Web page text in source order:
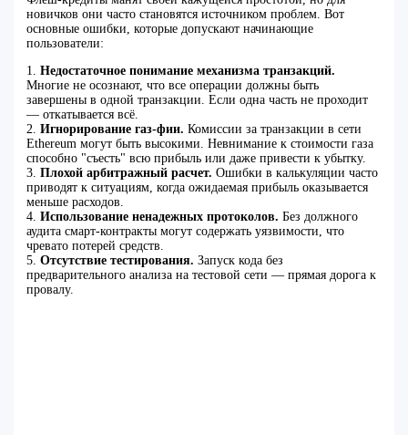
новичков они часто становятся источником проблем. Вот
основные ошибки, которые допускают начинающие
пользователи:
1.Недостаточное понимание механизма транзакций.
Многие не осознают, что все операции должны быть
завершены в одной транзакции. Если одна часть не проходит
— откатывается всё.
2.Игнорирование газ-фии. Комиссии за транзакции в сети
Ethereum могут быть высокими. Невнимание к стоимости газа
способно "съесть" всю прибыль или даже привести к убытку.
3.Плохой арбитражный расчет. Ошибки в калькуляции часто
приводят к ситуациям, когда ожидаемая прибыль оказывается
меньше расходов.
4.Использование ненадежных протоколов. Без должного
аудита смарт-контракты могут содержать уязвимости, что
чревато потерей средств.
5.Отсутствие тестирования. Запуск кода без
предварительного анализа на тестовой сети — прямая дорога к
провалу.